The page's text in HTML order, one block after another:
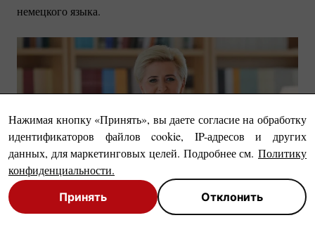
немецкого языка.
Нажимая кнопку «Принять», вы даете согласие на обработку
идентификаторов файлов cookie, IP-адресов и других
данных, для маркетинговых целей. Подробнее см. Политику
конфиденциальности.
Принять Отклонить